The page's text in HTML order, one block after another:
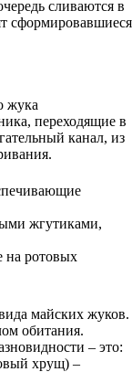
сливаются в
сформировавшиеся
жука
переходящие в
канал, из
жгутиками,
на ротовых
майских жуков.
обитания.
– это:
хрущ) –